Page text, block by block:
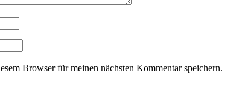
Browser für meinen nächsten Kommentar speichern.